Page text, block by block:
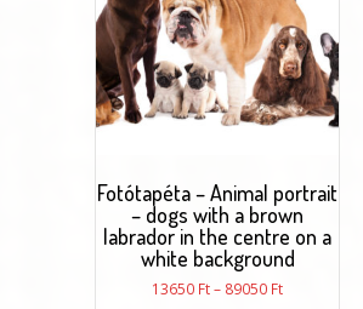
változatok
termékoldalon
választhatók
ki
Fotótapéta – Animal portrait
– dogs with a brown
labrador in the centre on a
white background
13650 Ft– 89050 Ft